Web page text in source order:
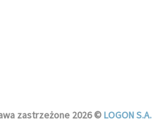
zastrzeżone 2026 ©LOGON S.A.